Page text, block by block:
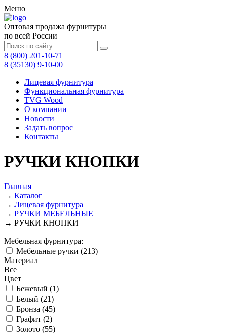
Меню
Оптовая продажа фурнитуры
по всей России
8 (800) 201-10-71
8 (35130) 9-10-00
Лицевая фурнитура
Функциональная фурнитура
TVG Wood
О компании
Новости
Задать вопрос
Контакты
РУЧКИ КНОПКИ
Главная
→ Каталог
→ Лицевая фурнитура
→ РУЧКИ МЕБЕЛЬНЫЕ
→ РУЧКИ КНОПКИ
Мебельная фурнитура:
Мебельные ручки (213)
Материал
Все
Цвет
Бежевый (1)
Белый (21)
Бронза (45)
Графит (2)
Золото (55)